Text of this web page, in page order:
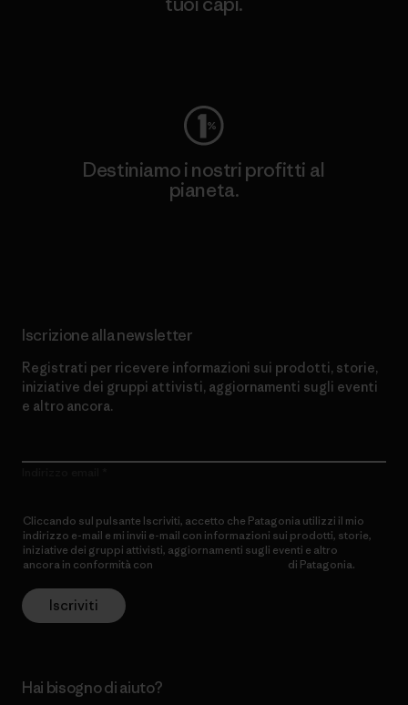
Destiniamo i nostri profitti al
pianeta.
Iscrizione alla newsletter
Registrati per ricevere informazioni sui prodotti, storie,
iniziative dei gruppi attivisti, aggiornamenti sugli eventi
e altro ancora.
Cliccando sul pulsante Iscriviti, accetto che Patagonia utilizzi il mio
indirizzo e-mail e mi invii e-mail con informazioni sui prodotti, storie,
iniziative dei gruppi attivisti, aggiornamenti sugli eventi e altro
ancora in conformità con
di Patagonia.
Iscriviti
Hai bisogno di aiuto?